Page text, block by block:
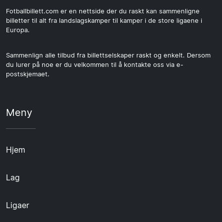
Fotballbillett.com er en nettside der du raskt kan sammenligne
billetter til alt fra landslagskamper til kamper i de store ligaene i
Europa.
Sammenlign alle tilbud fra billettselskaper raskt og enkelt. Dersom
du lurer på noe er du velkommen til å kontakte oss via e-
postskjemaet.
Meny
Hjem
Lag
Ligaer